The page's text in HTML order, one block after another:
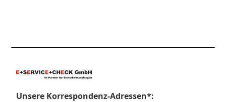
Unsere Korrespondenz-Adressen*: